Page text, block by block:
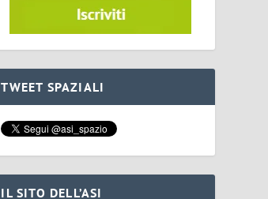
TWEET SPAZIALI
IL SITO DELL’ASI